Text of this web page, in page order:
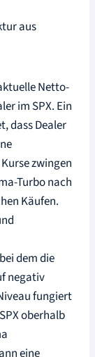
aus
Netto-
im SPX. Ein
dass Dealer
zwingen
Turbo nach
Käufen.
dem die
negativ
fungiert
oberhalb
eine